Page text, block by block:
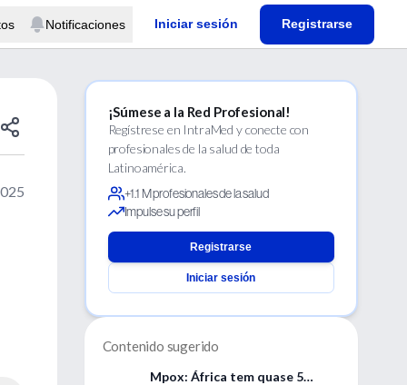
Notificaciones Iniciar sesión Registrarse
¡Súmese a la Red Profesional!
Regístrese en IntraMed y conecte con
profesionales de la salud de toda
Latinoamérica.
+1.1 M profesionales de la salud
Impulse su perfil
Registrarse
Iniciar sesión
Contenido sugerido
Mpox: África tem quase 50